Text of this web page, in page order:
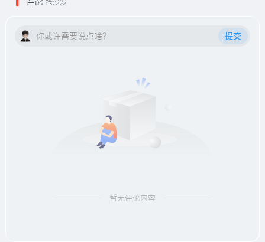
抢沙发
你或许需要说点啥？ 提交
暂无评论内容